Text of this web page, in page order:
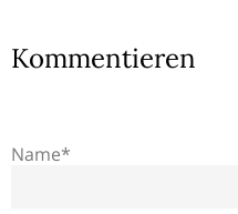
Kommentieren
Name*